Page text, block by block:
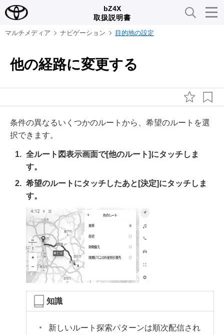
bZ4X
取扱説明書
マルチメディア ナビゲーション 目的地の設定
他の経路に変更する
条件の異なるいくつかのルートから、希望のルートを選
択できます。
全ルート図表示画面で[‍他のルート‍]にタッチしま
す。
希望のルートにタッチしたあと [‍決定‍]にタッチしま
す。
知識
新しいルート探索パターンは順次配信され